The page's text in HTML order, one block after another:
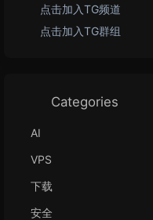
点击加入TG频道
点击加入TG群组
Categories
AI
VPS
下载
安全